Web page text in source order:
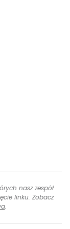
nasz zespół
linku. Zobacz
.